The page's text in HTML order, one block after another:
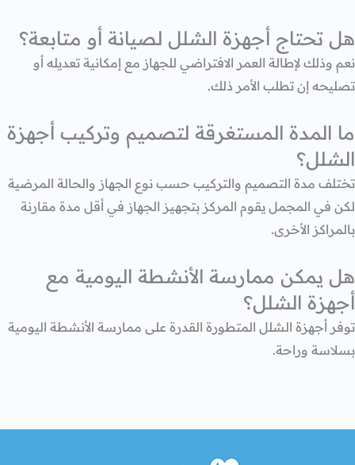
هل تحتاج أجهزة الشلل لصيانة أو متابعة؟
نعم وذلك لإطالة العمر الافتراضي للجهاز مع إمكانية تعديله أو
تصليحه إن تطلب الأمر ذلك.
ما المدة المستغرقة لتصميم وتركيب أجهزة
الشلل؟
تختلف مدة التصميم والتركيب حسب نوع الجهاز والحالة المرضية
لكن في المجمل يقوم المركز بتجهيز الجهاز في أقل مدة مقارنة
بالمراكز الأخرى.
هل يمكن ممارسة الأنشطة اليومية مع
أجهزة الشلل؟
توفر أجهزة الشلل المتطورة القدرة على ممارسة الأنشطة اليومية
بسلاسة وراحة.